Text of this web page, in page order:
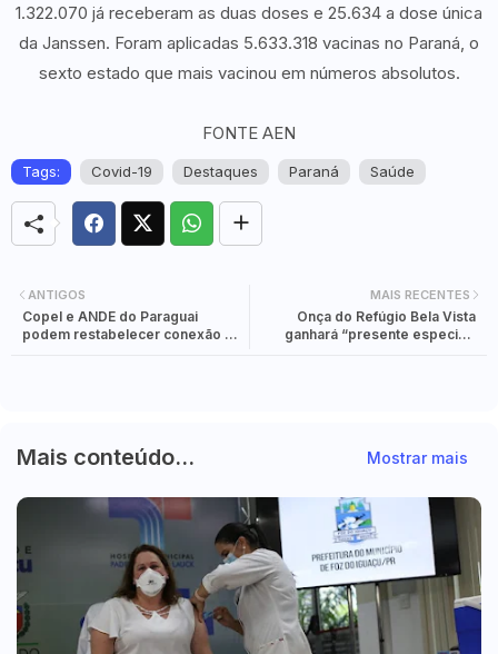
1.322.070 já receberam as duas doses e 25.634 a dose única
da Janssen. Foram aplicadas 5.633.318 vacinas no Paraná, o
sexto estado que mais vacinou em números absolutos.
FONTE AEN
Tags: Covid-19 Destaques Paraná Saúde
MAIS RECENTES
Onça do Refúgio Bela Vista
ganhará “presente especial”
ANTIGOS
Copel e ANDE do Paraguai
podem restabelecer conexão de
Mais conteúdo... Mostrar mais